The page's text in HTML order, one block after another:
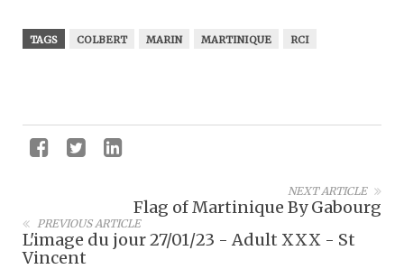
TAGS COLBERT MARIN MARTINIQUE RCI
NEXT ARTICLE
Flag of Martinique By Gabourg
PREVIOUS ARTICLE
L'image du jour 27/01/23 - Adult XXX - St
Vincent